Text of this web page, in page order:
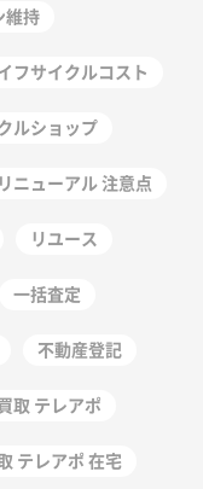
維持
フサイクルコスト
ルショップ
リニューアル 注意点
リユース
一括査定
不動産登記
取 テレアポ
テレアポ 在宅